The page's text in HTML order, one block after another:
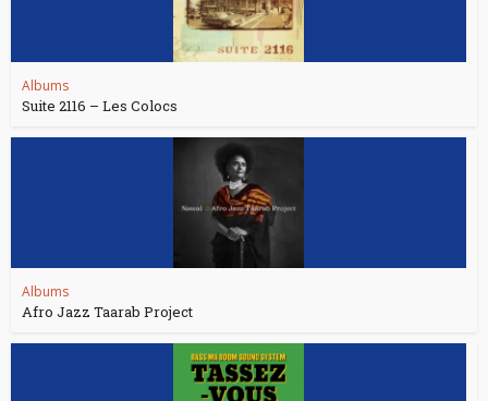
Albums
Suite 2116 – Les Colocs
Albums
Afro Jazz Taarab Project